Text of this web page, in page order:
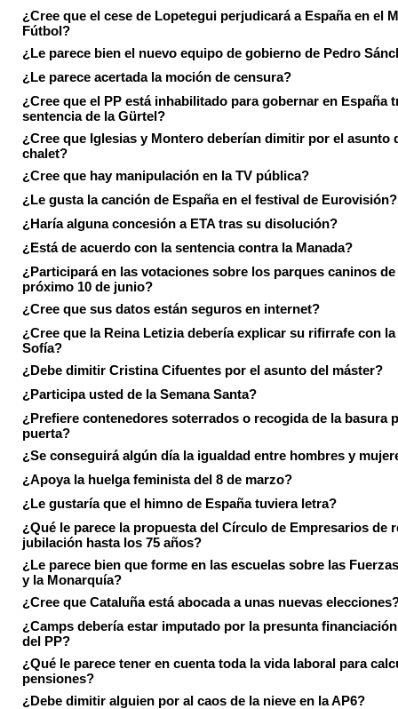
¿Cree que el cese de Lopetegui perjudicará a España en el
Fútbol?
¿Le parece bien el nuevo equipo de gobierno de Pedro
¿Le parece acertada la moción de censura?
¿Cree que el PP está inhabilitado para gobernar en España
sentencia de la Gürtel?
¿Cree que Iglesias y Montero deberían dimitir por el asunto
chalet?
¿Cree que hay manipulación en la TV pública?
¿Le gusta la canción de España en el festival de Eurovisión?
¿Haría alguna concesión a ETA tras su disolución?
¿Está de acuerdo con la sentencia contra la Manada?
¿Participará en las votaciones sobre los parques caninos de
próximo 10 de junio?
¿Cree que sus datos están seguros en internet?
¿Cree que la Reina Letizia debería explicar su rifirrafe con la
Sofía?
¿Debe dimitir Cristina Cifuentes por el asunto del máster?
¿Participa usted de la Semana Santa?
¿Prefiere contenedores soterrados o recogida de la basura
puerta?
¿Se conseguirá algún día la igualdad entre hombres y
¿Apoya la huelga feminista del 8 de marzo?
¿Le gustaría que el himno de España tuviera letra?
¿Qué le parece la propuesta del Círculo de Empresarios de
jubilación hasta los 75 años?
¿Le parece bien que forme en las escuelas sobre las
y la Monarquía?
¿Cree que Cataluña está abocada a unas nuevas
¿Camps debería estar imputado por la presunta
del PP?
¿Qué le parece tener en cuenta toda la vida laboral para
pensiones?
¿Debe dimitir alguien por al caos de la nieve en la AP6?